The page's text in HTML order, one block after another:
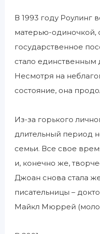
В 1993 году Роулинг
матерью-одиночкой,
государственное
стало единственным
Несмотря на
состояние, она
Из-за горького
длительный период
семьи. Все свое
и, конечно же,
Джоан снова стала
писательницы –
Майкл Мюррей